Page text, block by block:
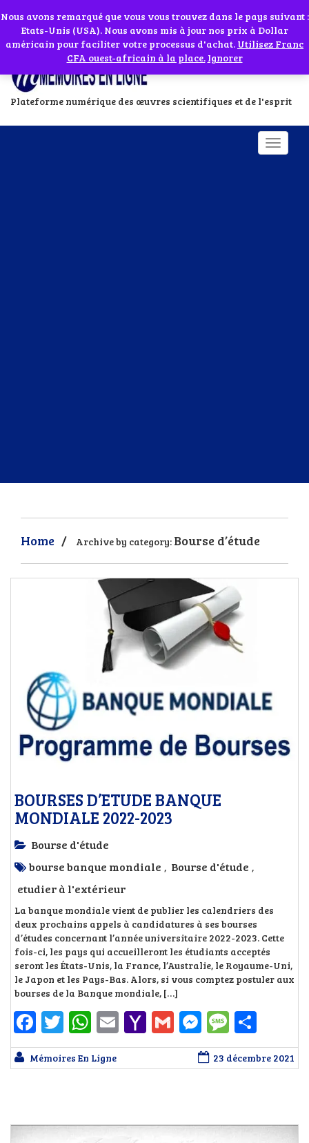
Abonnes toi à notre chaîne WhatsApp en cliquant sur l'icône en face
Plateforme numérique des œuvres scientifiques et de l'esprit
Home / Archive by category: Bourse d’étude
BOURSES D’ETUDE BANQUE
MONDIALE 2022-2023
Bourse d'étude
bourse banque mondiale , Bourse d'étude ,
etudier à l'extérieur
La banque mondiale vient de publier les calendriers des
deux prochains appels à candidatures à ses bourses
d’études concernant l’année universitaire 2022-2023. Cette
fois-ci, les pays qui accueilleront les étudiants acceptés
seront les États-Unis, la France, l’Australie, le Royaume-Uni,
le Japon et les Pays-Bas. Alors, si vous comptez postuler aux
bourses de la Banque mondiale, […]
Facebook
Twitter
WhatsApp
EmailYahoo
Mail
GmailMessenger
Mémoires En Ligne 23 décembre 2021
Si vous avez besoin d'assistance Contactez-nous par WhatsApp au
+229 01 95 33 60 26Ignorer
Nous avons remarqué que vous vous trouvez dans le pays suivant :
Etats-Unis (USA). Nous avons mis à jour nos prix à Dollar
américain pour faciliter votre processus d'achat. Utilisez Franc
CFA ouest-africain à la place. Ignorer